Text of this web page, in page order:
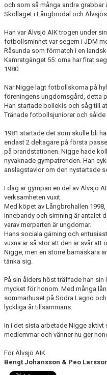
och som så många andra
Skollaget i Långbrodal och
Han var Älvsjö AIK trogen under
fotbollsminnet var segern i JDM
Råsunda som förmatch i en
Kamratgänget 55: orna har firat
1980.
När Nigge lagt fotbollskorna på
föreningens ungdomsgård, detta
Han startade bollekis och såg till
Tränade fotbollsjuniorer och
1981 startade det som skulle bli
endast 2 deltagare på första
på brandstationen. Nigge hade
nyvaknade gympatrenden. Han
anslagstavlor om den nystartade
I dag är gympan en del av Älvsjö
verksamheten vuxit.
Med köpet av Långbrohallen
innebandy och simning är antalet
varav merparten är ungdomar.
Hans sociala gärning och
vuxna är så stor att den är svår att
Nigge, men en större barnaskara
tänka sig.
På sin ålders höst träffade han sin
mycket för honom. Med många
sommarhuset på Södra Lagnö
lyckliga år tillsammans.
In i det sista arbetade Nigge
medlemmar och vänner nu ger
För Älvsjö AIK
Bengt Johansson & Peo